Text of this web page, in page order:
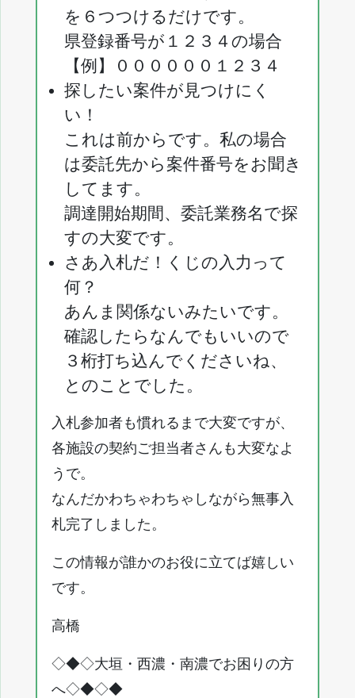
を６つつけるだけです。
県登録番号が１２３４の場合
【例】００００００１２３４
探したい案件が見つけにく
い！
これは前からです。私の場合
は委託先から案件番号をお聞き
してます。
調達開始期間、委託業務名で探
すの大変です。
さあ入札だ！くじの入力って
何？
あんま関係ないみたいです。
確認したらなんでもいいので
３桁打ち込んでくださいね、
とのことでした。
入札参加者も慣れるまで大変ですが、
各施設の契約ご担当者さんも大変なよ
うで。
なんだかわちゃわちゃしながら無事入
札完了しました。
この情報が誰かのお役に立てば嬉しい
です。
高橋
◇◆◇大垣・西濃・南濃でお困りの方
へ◇◆◇◆